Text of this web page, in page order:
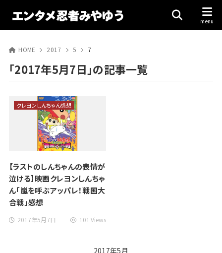
HOME 2017 5 7
「2017年5月7日」の記事一覧
【ラストのしんちゃんの表情が
泣ける】映画クレヨンしんちゃ
ん「嵐を呼ぶアッパレ！戦国大
合戦」感想
2017年5月7日
クレヨンしんちゃん感想
101 Views
2017年5月